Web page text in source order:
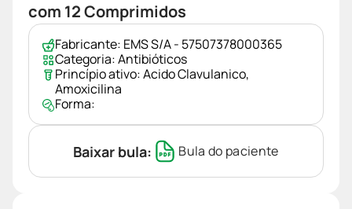
com 12 Comprimidos
Fabricante: EMS S/A - 57507378000365
Categoria:Antibióticos
Princípio ativo:Acido Clavulanico,
Amoxicilina
Forma:
Baixar bula: Bula do paciente